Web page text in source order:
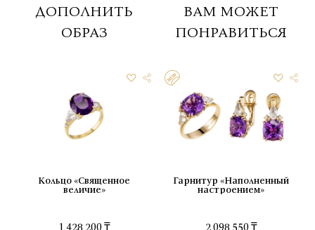
ДОПОЛНИТЬ
ОБРАЗ
Кольцо «Священное
величие»
1 428 200 ₸
Серьги «Священное величие»
ВАМ МОЖЕТ
ПОНРАВИТЬСЯ
Гарнитур «Наполненный
настроением»
2 098 550 ₸